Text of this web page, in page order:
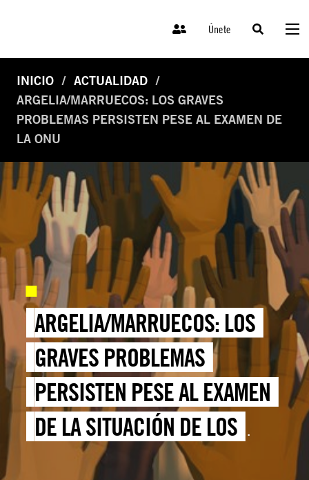
Únete
INICIO
ACTUALIDAD
ARGELIA/MARRUECOS: LOS GRAVES
PROBLEMAS PERSISTEN PESE AL EXAMEN DE
LA ONU
ARGELIA/MARRUECOS: LOS
GRAVES PROBLEMAS
PERSISTEN PESE AL EXAMEN
DE LA SITUACIÓN DE LOS
DERECHOS HUMANOS